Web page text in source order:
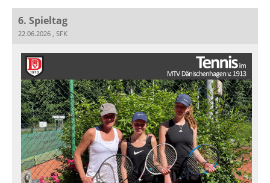
6. Spieltag
22.06.2026 , SFK